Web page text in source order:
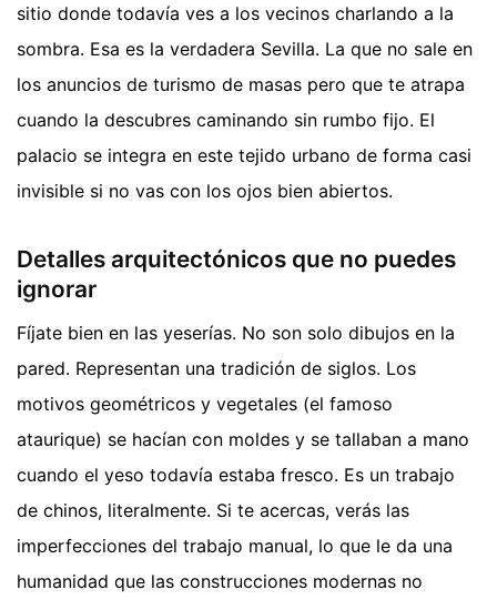
sitio donde todavía ves a los vecinos charlando a la
sombra. Esa es la verdadera Sevilla. La que no sale en
los anuncios de turismo de masas pero que te atrapa
cuando la descubres caminando sin rumbo fijo. El
palacio se integra en este tejido urbano de forma casi
invisible si no vas con los ojos bien abiertos.
Detalles arquitectónicos que no puedes
ignorar
Fíjate bien en las yeserías. No son solo dibujos en la
pared. Representan una tradición de siglos. Los
motivos geométricos y vegetales (el famoso
ataurique) se hacían con moldes y se tallaban a mano
cuando el yeso todavía estaba fresco. Es un trabajo
de chinos, literalmente. Si te acercas, verás las
imperfecciones del trabajo manual, lo que le da una
humanidad que las construcciones modernas no